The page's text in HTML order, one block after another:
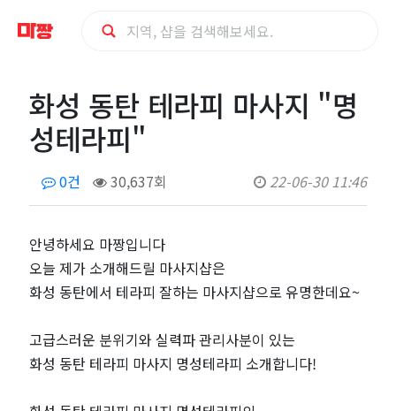
화
성
탄
테
라
피
마
화성 동탄 테라피 마사지 "명
성테라피"
0건 30,637회 22-06-30 11:46
안녕하세요 마짱입니다
오늘 제가 소개해드릴 마사지샵은
화성 동탄에서 테라피 잘하는 마사지샵으로 유명한데요~
고급스러운 분위기와 실력파 관리사분이 있는
화성 동탄 테라피 마사지 명성테라피 소개합니다!